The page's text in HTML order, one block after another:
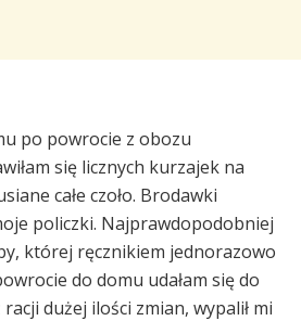
po powrocie z obozu
się licznych kurzajek na
całe czoło. Brodawki
policzki. Najprawdopodobniej
której ręcznikiem jednorazowo
do domu udałam się do
dużej ilości zmian, wypalił mi